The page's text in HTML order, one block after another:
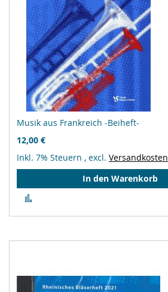
Musik aus Frankreich -Beiheft-
12,00 €
Inkl. 7% Steuern , excl. Versandkosten
In den Warenkorb
hinzufügen